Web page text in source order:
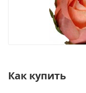
Как купить